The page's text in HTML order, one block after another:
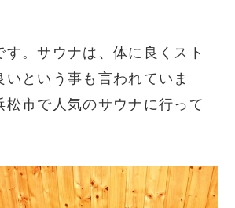
す。サウナは、体に良くスト
いという事も言われていま
松市で人気のサウナに行って